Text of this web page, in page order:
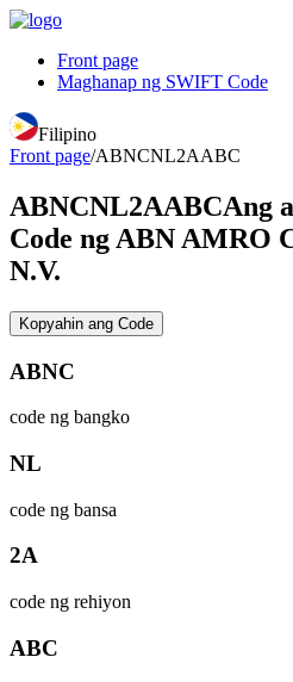
Front page
Maghanap ng SWIFT Code
Filipino
Front page/ABNCNL2AABC
ABNCNL2AABCAng
Code ng ABN AMRO
N.V.
Kopyahin ang Code
ABNC
code ng bangko
NL
code ng bansa
2A
code ng rehiyon
ABC